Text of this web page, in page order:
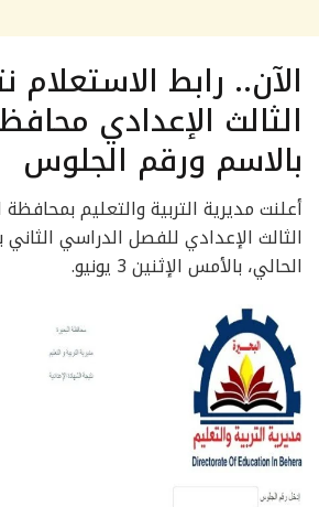
الآن.. رابط
الثالث الإعدادي
بالاسم ورقم الجلوس
أعلنت مديرية التربية والتعليم
الثالث الإعدادي للفصل الدراسي الثاني
الحالي، بالأمس الإثنين 3 يونيو.